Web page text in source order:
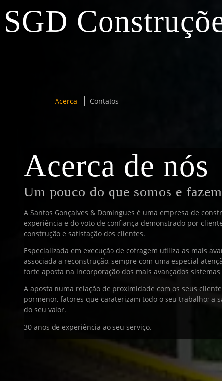
SGD
Acerca Contatos
Acerca de nós
Um pouco do que somos e
A Santos Gonçalves & Domingues é uma empresa de
experiência e do voto de confiança demonstrado por
construção e satisfação dos clientes.
Especializada em execução de cofragem utiliza as mais
associada a reconstrução, sempre com uma especial
forte aposta na incorporação dos mais avançados
A aposta numa relação de proximidade com os seus
pormenor, fatores que caraterizam todo o seu trabalho; a
do seu valor.
30 anos de experiência ao seu serviço.